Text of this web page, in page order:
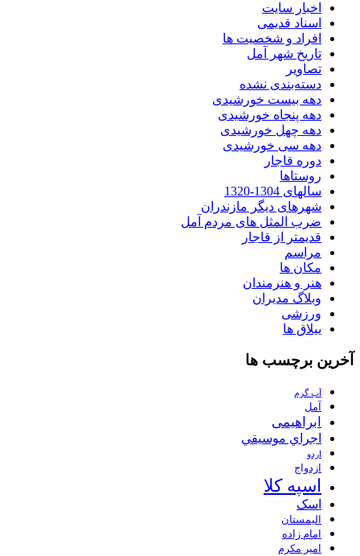
اخبار سایت
اسناد قدیمی
افراد و شخصیت ها
تاریخ شهر آمل
تصاویر
دسته‌بندی نشده
دهه بیست خورشیدی
دهه پنجاه خورشیدی
دهه چهل خورشیدی
دهه سی خورشیدی
دوره قاجار
روستاها
سالهای 1304-1320
شهرهای دیگر مازندران
ضرب المثل های مردم آمل
قدیمتر از قاجار
مراسم
مکان ها
هنر و هنرمندان
وبلاگ مدیران
ورزشی
ییلاق ها
آخرین برچسب ها
آب گرم
آمل
ابراهیمی
اجراي موسيقي
اردو
ازدواج
اسپه کلا
اسک
الیمستان
امام زاده
امیر مکرم